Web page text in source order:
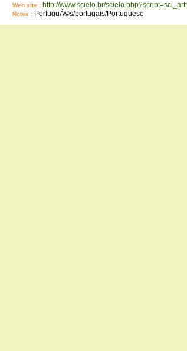
Web site : http://www.scielo.br/
Notes : PortuguÃ©s/portugais/Portuguese